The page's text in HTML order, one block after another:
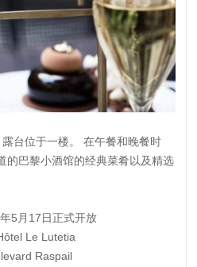
台位于一楼。 在午餐和晚餐时
的巴黎小酒馆的经典菜肴以及精选
5月17日正式开放
Le Lutetia
Raspail